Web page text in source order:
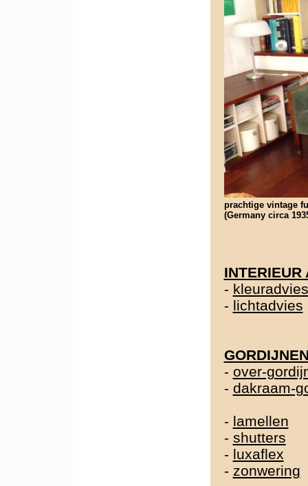
prachtige vintage
(Germany circa
INTERIEUR
- kleuradvies
- lichtadvies
- over-
- dakraam-
- lamellen
- shutters
- luxaflex
- zonwering